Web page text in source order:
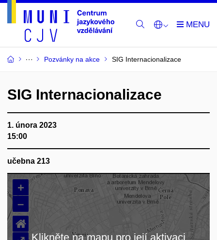
Pozvánky na akce SIG Internacionalizace
SIG Internacionalizace
1. února 2023
15:00
učebna 213
+
–
⌂
Klikněte na mapu pro její aktivaci